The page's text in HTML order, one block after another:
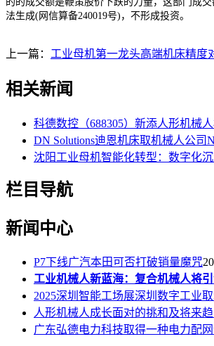
法生成(网信算备240019号)，不形成投资。
上一篇： 工业母机第一龙头高端机床精度
相关新闻
科德数控（688305）新添人形机械
DN Solutions迪恩机床取机械人公司
沈阳工业母机智能化转型：数字化沉
栏目导航
新闻中心
P7下线广汽本田可否打破销量魔咒
工业机械人新蓝海：复合机械人将
2025深圳智能工场展深圳数字工业
人形机械人成长面对的挑和及将来
广东弘德电力科技取得一种电力配